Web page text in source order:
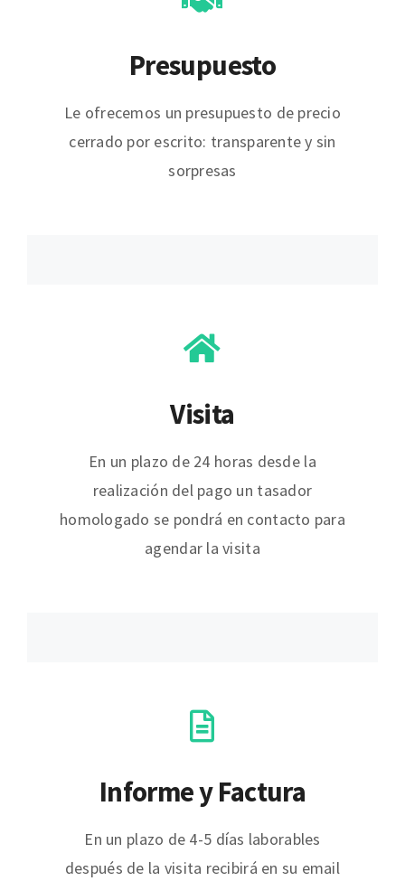
Presupuesto
Le ofrecemos un presupuesto de precio
cerrado por escrito: transparente y sin
sorpresas
Visita
En un plazo de 24 horas desde la
realización del pago un tasador
homologado se pondrá en contacto para
agendar la visita
Informe y Factura
En un plazo de 4-5 días laborables
después de la visita recibirá en su email